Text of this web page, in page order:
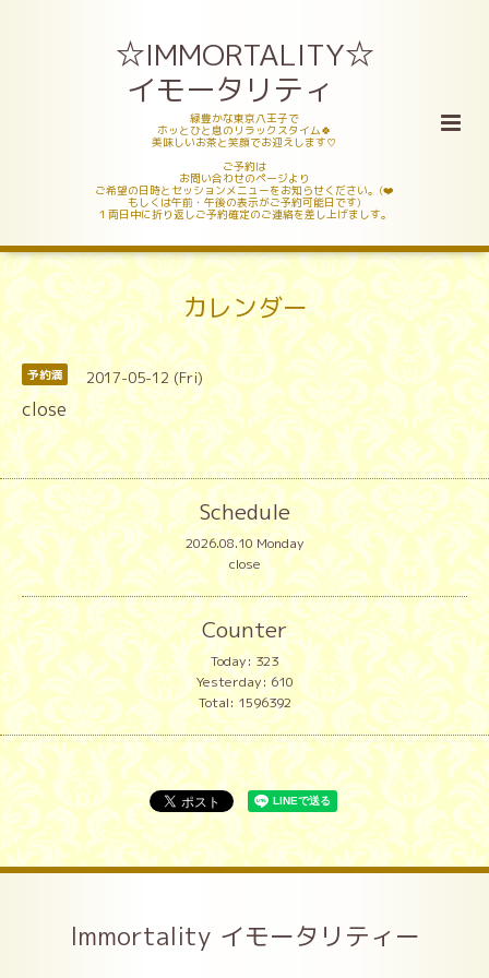
☆IMMORTALITY☆
イモータリティ
緑豊かな東京八王子で
ホッとひと息のリラックスタイム🍀
美味しいお茶と笑顔でお迎えします♡
ご予約は
お問い合わせのページより
ご希望の日時とセッションメニューをお知らせください。(❤️
もしくは午前・午後の表示がご予約可能日です)
１両日中に折り返しご予約確定のご連絡を差し上げましす。
カレンダー
予約満 2017-05-12 (Fri)
close
Schedule
2026.08.10 Monday
close
Counter
Today:323
Yesterday:610
Total:1596392
Immortality イモータリティー